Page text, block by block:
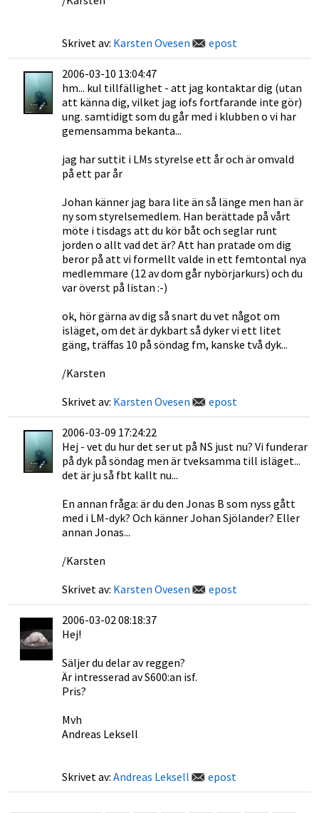
Skrivet av: Karsten Ovesen epost
2006-03-10 13:04:47
hm... kul tillfällighet - att jag kontaktar dig (utan
att känna dig, vilket jag iofs fortfarande inte gör)
ung. samtidigt som du går med i klubben o vi har
gemensamma bekanta...
jag har suttit i LMs styrelse ett år och är omvald
på ett par år
Johan känner jag bara lite än så länge men han är
ny som styrelsemedlem. Han berättade på vårt
möte i tisdags att du kör båt och seglar runt
jorden o allt vad det är? Att han pratade om dig
beror på att vi formellt valde in ett femtontal nya
medlemmare (12 av dom går nybörjarkurs) och du
var överst på listan :-)
ok, hör gärna av dig så snart du vet något om
isläget, om det är dykbart så dyker vi ett litet
gäng, träffas 10 på söndag fm, kanske två dyk...
/Karsten
Skrivet av: Karsten Ovesen epost
2006-03-09 17:24:22
Hej - vet du hur det ser ut på NS just nu? Vi funderar
på dyk på söndag men är tveksamma till isläget...
det är ju så fbt kallt nu...
En annan fråga: är du den Jonas B som nyss gått
med i LM-dyk? Och känner Johan Sjölander? Eller
annan Jonas...
/Karsten
Skrivet av: Karsten Ovesen epost
2006-03-02 08:18:37
Hej!
Säljer du delar av reggen?
Är intresserad av S600:an isf.
Pris?
Mvh
Andreas Leksell
Skrivet av: Andreas Leksell epost